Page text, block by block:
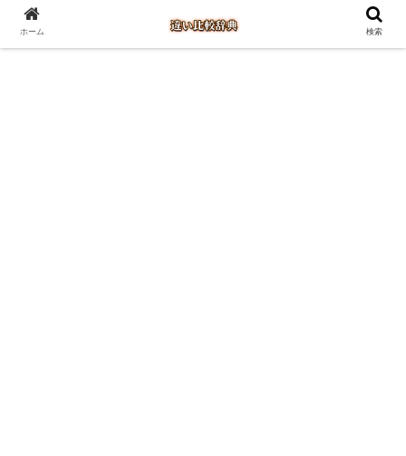
ホーム 検索